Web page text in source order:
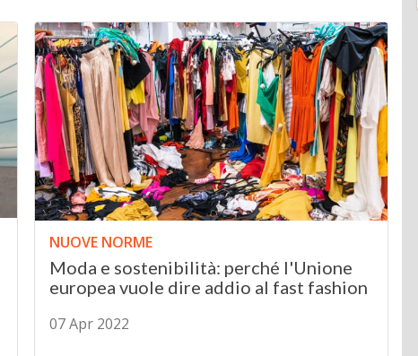
NUOVE NORME
Moda e sostenibilità: perché l'Unione
europea vuole dire addio al fast fashion
07 Apr 2022